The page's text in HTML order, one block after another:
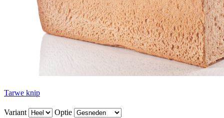
Tarwe knip
Variant Optie